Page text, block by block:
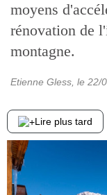
moyens
rénovation de
montagne.
Etienne Gless , le 22/
Lire plus tard